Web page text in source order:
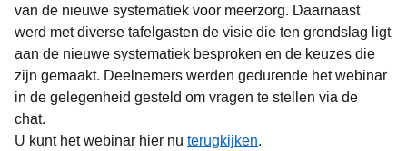
van de nieuwe systematiek voor meerzorg. Daarnaast
werd met diverse tafelgasten de visie die ten grondslag ligt
aan de nieuwe systematiek besproken en de keuzes die
zijn gemaakt. Deelnemers werden gedurende het webinar
in de gelegenheid gesteld om vragen te stellen via de
chat.
U kunt het webinar hier nu terugkijken.